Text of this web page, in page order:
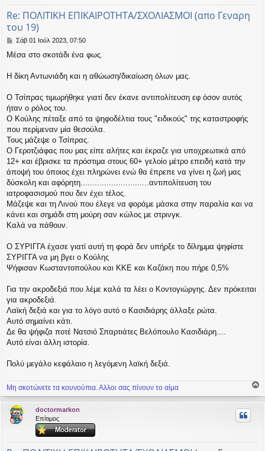
Re: ΠΟΛΙΤΙΚΗ ΕΠΙΚΑΙΡΟΤΗΤΑ/ΣΧΟΛΙΑΣΜΟΙ (απο Γεναρη
του 19)
Δ
μ
σ
ε
υ
σ
η
Σάβ 01 Ιούλ 2023, 07:50
Μέσα στο σκοτάδι ένα φως.
Η δίκη Αντωνιάδη και η αθώωση/δικαίωση όλων μας.
Ο Τσίπρας τιμωρήθηκε γιατί δεν έκανε αντιπολίτευση εφ όσον αυτός
ήταν ο ρόλος του.
Ο Κούλης πέταξε από τα ψηφοδέλτια τους "ειδικούς" της καταστροφής
που περίμεναν μία θεσούλα.
Τους μάζεψε ο Τσίπρας.
Ο Γεροτζιάφας που μας είπε αλήτες και έκραζε για υποχρεωτικά από
12+ και έβρισκε τα πρόστιμα στους 60+ γελοίο μέτρο επειδή κατά την
άποψή του όποιος έχει πληρώνει ενώ θα έπρεπε να γίνει η ζωή μας
δύσκολη και αφόρητη.............................αντιπολίτευση του
ιατροφασισμού που δεν έχει τέλος.
Μάζεψε και τη Λινού που έλεγε να φοράμε μάσκα στην παραλία και να
κάνει και σημάδι στη μούρη σαν κώλος με στρινγκ.
Καλά να πάθουν.
Ο ΣΥΡΙΓΓΑ έχασε γιατί αυτή τη φορά δεν υπήρξε το δίλημμα ψηφίστε
ΣΥΡΙΓΓΑ να μη βγει ο Κούλης
Ψήφισαν Κωσταντοπούλου και ΚΚΕ και Καζάκη που πήρε 0,5%
Για την ακροδεξιά που λέμε καλά τα λέει ο Κοντογιώργης. Δεν πρόκειται
για ακροδεξιά.
Λαϊκή δεξιά και για το λόγο αυτό ο Κασιδιάρης άλλαξε ρώτα.
Αυτό σημαίνει κάτι.
Δε θα ψήφιζα ποτέ Νατσιό Σπαρτιάτες Βελόπουλο Κασιδιάρη....
Αυτό είναι άλλη ιστορία.
Πολύ μεγάλο κεφάλαιο η λεγόμενη λαϊκή δεξιά.
Μη σκοτώνετε τα κουνούπια. Αλλοι σας πίνουν το αίμα
ρ
doctormarkon
Επίτιμος